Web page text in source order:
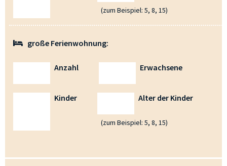
(zum Beispiel: 5, 8, 15)
große Ferienwohnung:
Anzahl Erwachsene
Kinder Alter der Kinder
(zum Beispiel: 5, 8, 15)